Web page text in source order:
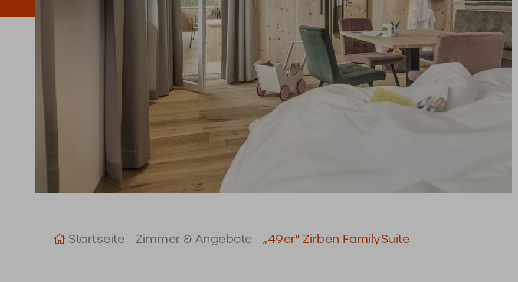
Startseite Zimmer & Angebote „49er" Zirben FamilySuite